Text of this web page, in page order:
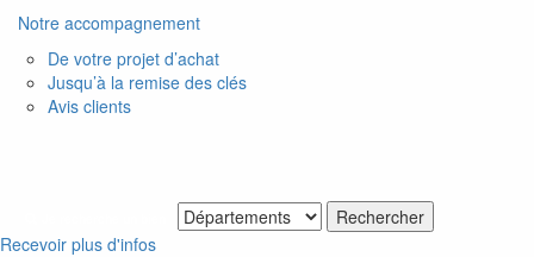
Notre accompagnement
De votre projet d’achat
Jusqu’à la remise des clés
Avis clients
Recevoir plus d'infos